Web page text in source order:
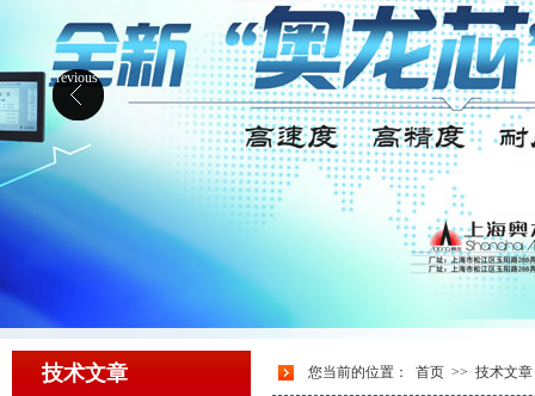
Previous
技术文章 您当前的位置： 首页 >> 技术文章